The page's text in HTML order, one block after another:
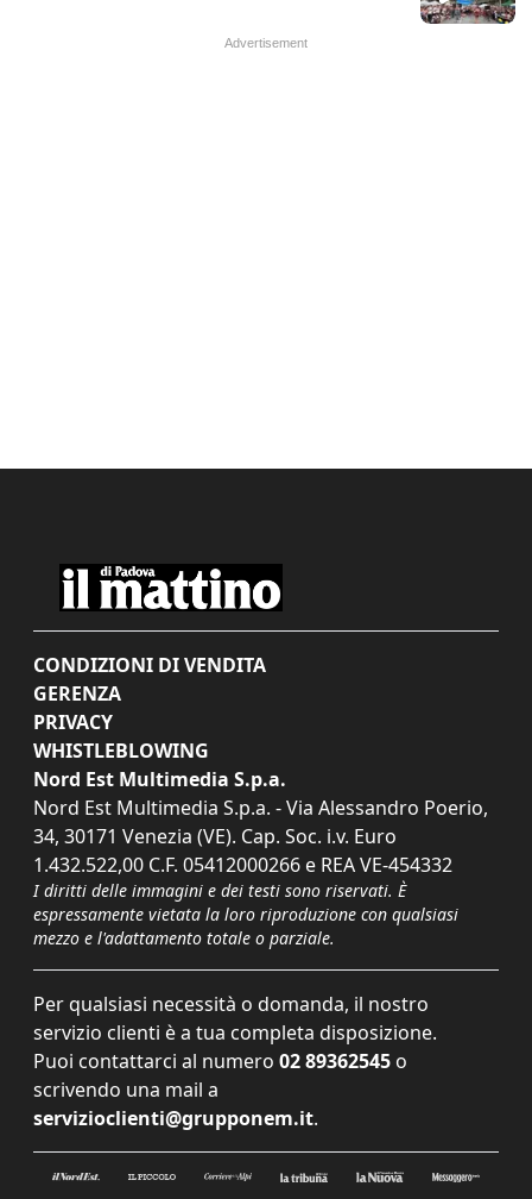
CONDIZIONI DI VENDITA
GERENZA
PRIVACY
WHISTLEBLOWING
Nord Est Multimedia S.p.a.
Nord Est Multimedia S.p.a. - Via Alessandro Poerio,
34, 30171 Venezia (VE). Cap. Soc. i.v. Euro
1.432.522,00 C.F. 05412000266 e REA VE-454332
I diritti delle immagini e dei testi sono riservati. È
espressamente vietata la loro riproduzione con qualsiasi
mezzo e l'adattamento totale o parziale.
Per qualsiasi necessità o domanda, il nostro
servizio clienti è a tua completa disposizione.
Puoi contattarci al numero 02 89362545 o
scrivendo una mail a
servizioclienti@grupponem.it.